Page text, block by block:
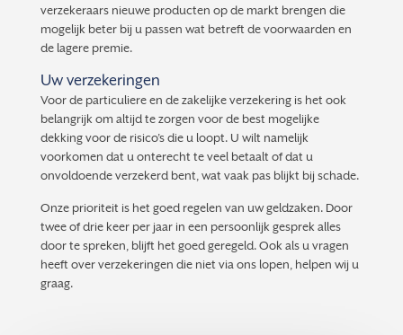
verzekeraars nieuwe producten op de markt brengen die
mogelijk beter bij u passen wat betreft de voorwaarden en
de lagere premie.
Uw verzekeringen
Voor de particuliere en de zakelijke verzekering is het ook
belangrijk om altijd te zorgen voor de best mogelijke
dekking voor de risico’s die u loopt. U wilt namelijk
voorkomen dat u onterecht te veel betaalt of dat u
onvoldoende verzekerd bent, wat vaak pas blijkt bij schade.
Onze prioriteit is het goed regelen van uw geldzaken. Door
twee of drie keer per jaar in een persoonlijk gesprek alles
door te spreken, blijft het goed geregeld. Ook als u vragen
heeft over verzekeringen die niet via ons lopen, helpen wij u
graag.